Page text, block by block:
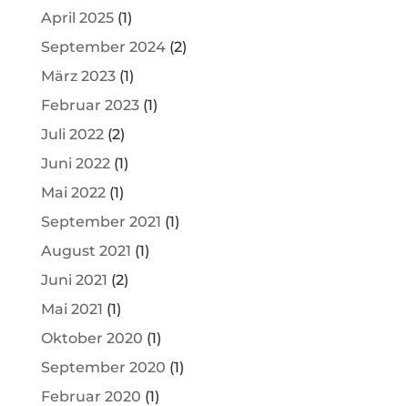
April 2025(1)
September 2024(2)
März 2023(1)
Februar 2023(1)
Juli 2022(2)
Juni 2022(1)
Mai 2022(1)
September 2021 (1)
August 2021 (1)
Juni 2021 (2)
Mai 2021 (1)
Oktober 2020 (1)
September 2020 (1)
Februar 2020 (1)